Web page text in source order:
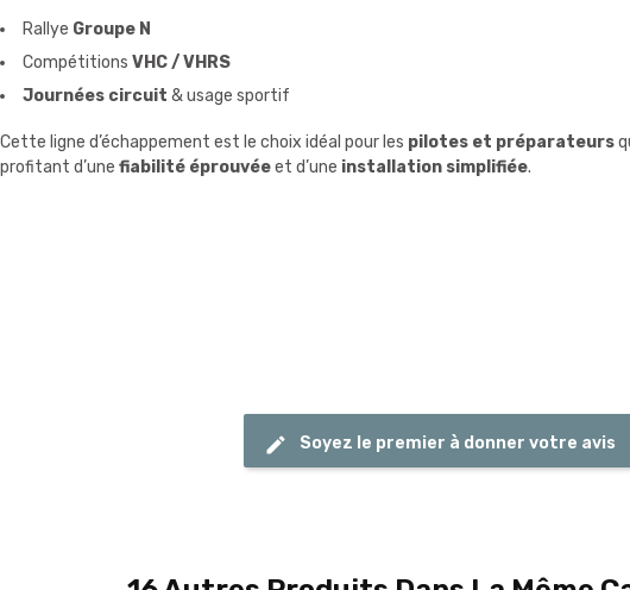
Rallye Groupe N
CompétitionsVHC / VHRS
Journées circuit & usage sportif
Cette ligne d’échappement est le choix idéal pour les pilotes et préparateurs
profitant d’unefiabilité éprouvéeet d’une installation simplifiée.
Soyez le premier à donner votre avis